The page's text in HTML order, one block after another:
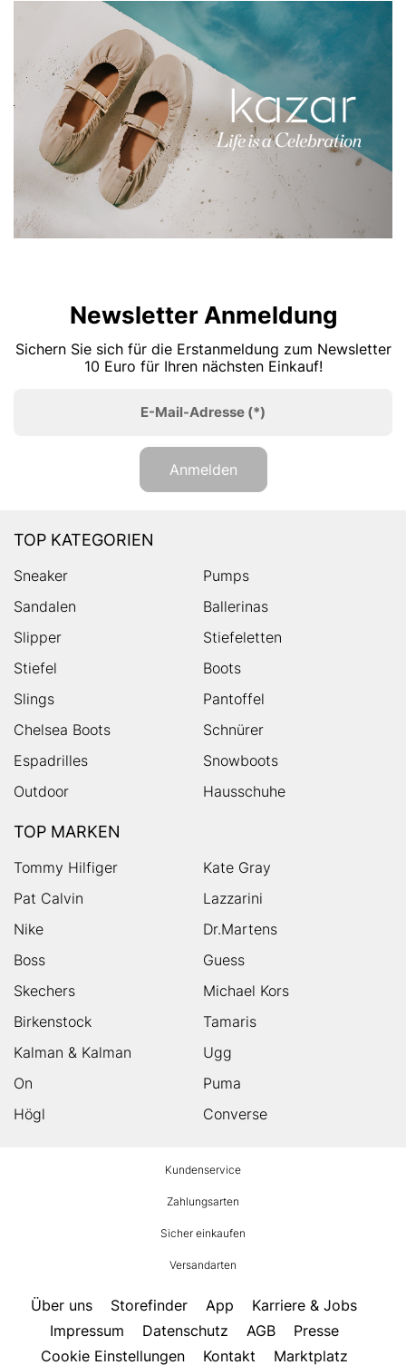
Newsletter Anmeldung
Sichern Sie sich für die Erstanmeldung zum Newsletter
10 Euro für Ihren nächsten Einkauf!
E-Mail-Adresse (*)
Anmelden
TOP KATEGORIEN
Sneaker
Pumps
Sandalen
Ballerinas
Slipper
Stiefeletten
Stiefel
Boots
Slings
Pantoffel
Chelsea Boots
Schnürer
Espadrilles
Snowboots
Outdoor
Hausschuhe
TOP MARKEN
Tommy Hilfiger
Kate Gray
Pat Calvin
Lazzarini
Nike
Dr.Martens
Boss
Guess
Skechers
Michael Kors
Birkenstock
Tamaris
Kalman & Kalman
Ugg
On
Puma
Högl
Converse
Kundenservice
Zahlungsarten
Sicher einkaufen
Versandarten
Über uns Storefinder App
Karriere & Jobs
Impressum
Datenschutz AGB
Presse
Cookie Einstellungen
Kontakt Marktplatz